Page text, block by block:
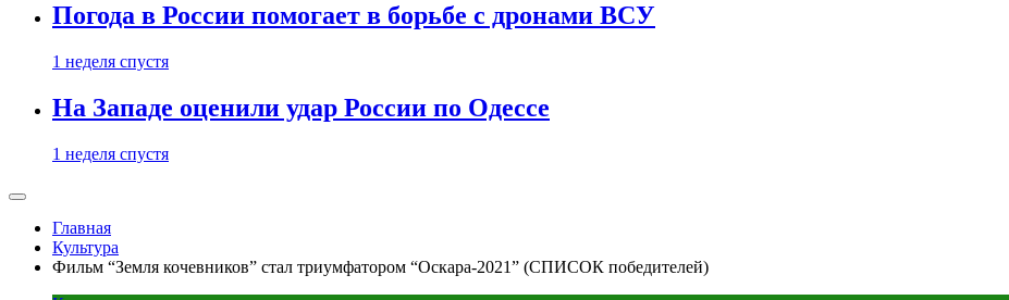
Погода в России помогает в борьбе с дронами ВСУ
1 неделя спустя
На Западе оценили удар России по Одессе
1 неделя спустя
Главная
Культура
Фильм “Земля кочевников” стал триумфатором “Оскара-2021” (СПИСОК победителей)